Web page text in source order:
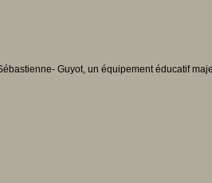
Guyot, un équipement éducatif